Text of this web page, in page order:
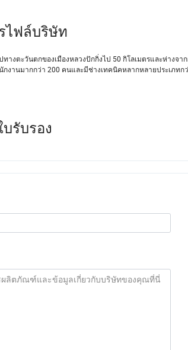
ไฟล์บริษัท
งตะวันตกของเมืองหลวงปักกิ่งไป 50 กิโลเมตรและห่างจา
านมากกว่า 200 คนและมีช่างเทคนิคหลากหลายประเภทก
บรับรอง